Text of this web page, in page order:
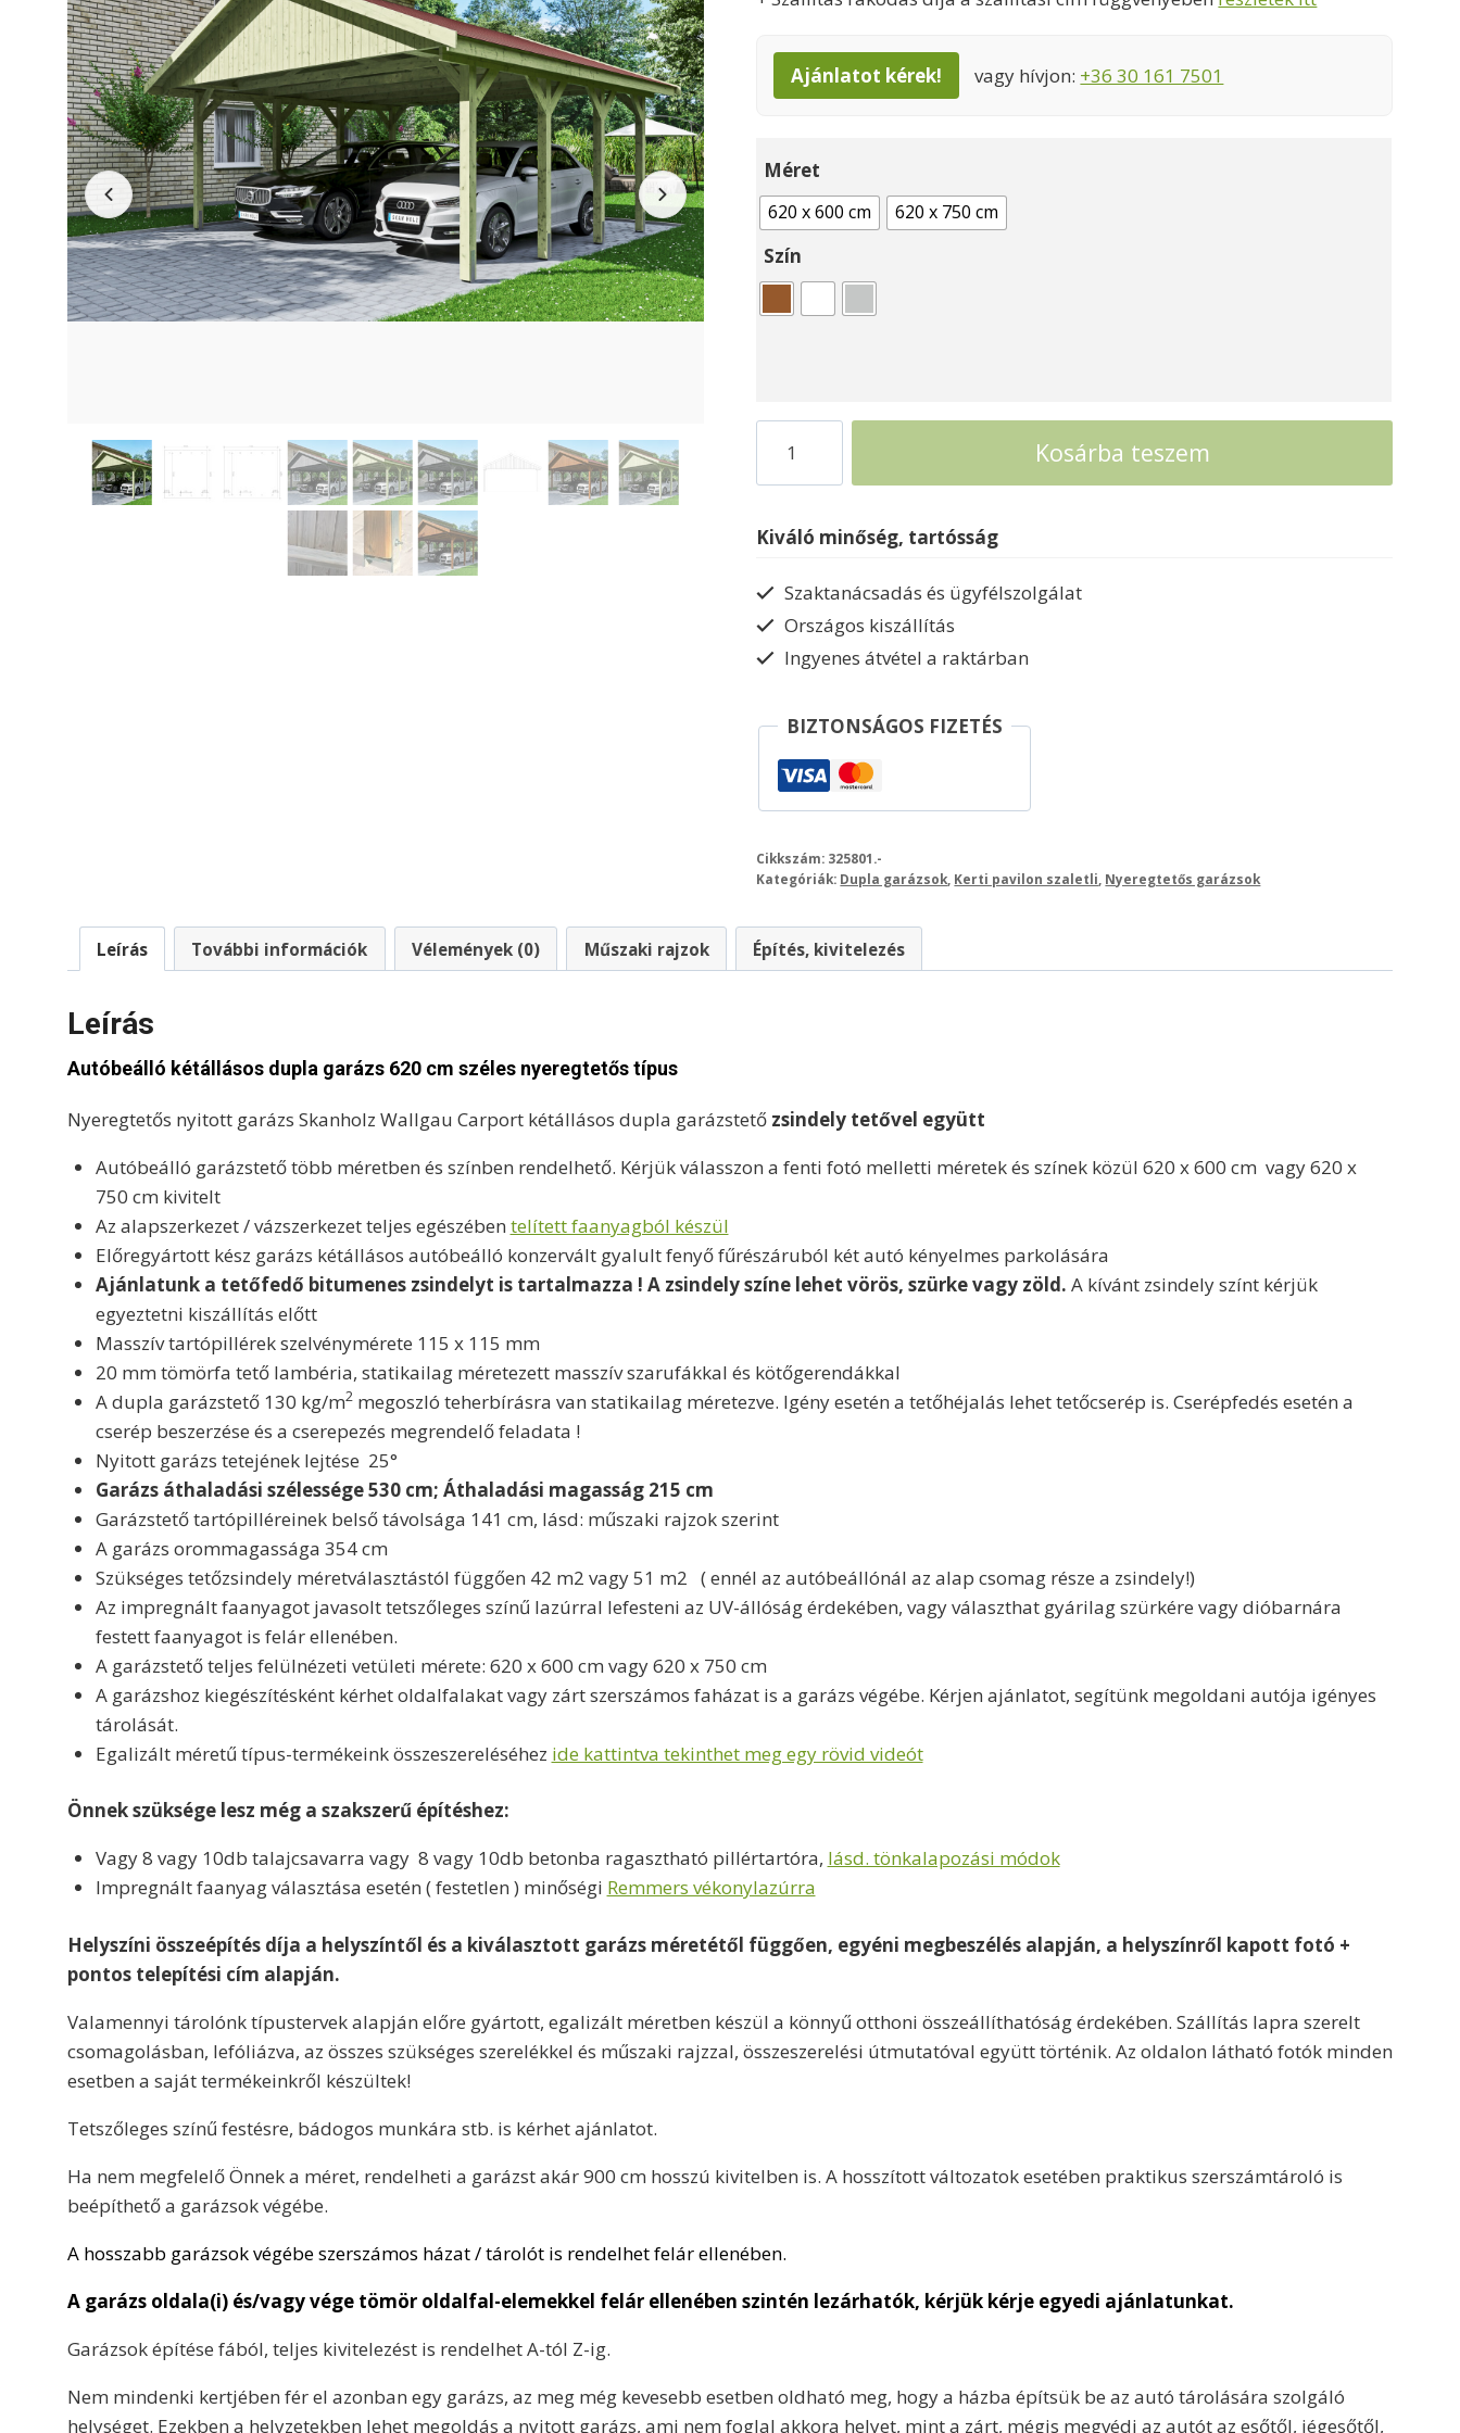
Ajánlatot kérek! vagy hívjon: +36 30 161 7501
Méret
620 x 600 cm 620 x 750 cm
Szín
kétállásos
garázs
mennyiség
Kosárba teszem
Kiváló minőség, tartósság
Szaktanácsadás és ügyfélszolgálat
Országos kiszállítás
Ingyenes átvétel a raktárban
BIZTONSÁGOS FIZETÉS
Cikkszám: 325801.-
Kategóriák: Dupla garázsok Kerti pavilon szaletli Nyeregtetős garázsok
Leírás További információk Vélemények (0) Műszaki rajzok Építés, kivitelezés
Leírás
Autóbeálló kétállásos dupla garázs 620 cm széles nyeregtetős típus
Nyeregtetős nyitott garázs Skanholz Wallgau Carport kétállásos dupla garázstető zsindely tetővel együtt
Autóbeálló garázstető több méretben és színben rendelhető. Kérjük válasszon a fenti fotó melletti méretek és színek közül 620 x 600 cm vagy 620 x
750 cm kivitelt
Az alapszerkezet / vázszerkezet teljes egészében telített faanyagból készül
Előregyártott kész garázs kétállásos autóbeálló konzervált gyalult fenyő fűrészáruból két autó kényelmes parkolására
Ajánlatunk a tetőfedő bitumenes zsindelyt is tartalmazza ! A zsindely színe lehet vörös, szürke vagy zöld. A kívánt zsindely színt kérjük
egyeztetni kiszállítás előtt
Masszív tartópillérek szelvénymérete 115 x 115 mm
20 mm tömörfa tető lambéria, statikailag méretezett masszív szarufákkal és kötőgerendákkal
A dupla garázstető 130 kg/m2megoszló teherbírásra van statikailag méretezve. Igény esetén a tetőhéjalás lehet tetőcserép is. Cserépfedés esetén a
cserép beszerzése és a cserepezés megrendelő feladata !
Nyitott garázs tetejének lejtése 25°
Garázs áthaladási szélessége 530 cm; Áthaladási magasság 215 cm
Garázstető tartópilléreinek belső távolsága 141 cm, lásd: műszaki rajzok szerint
A garázs orommagassága 354 cm
Szükséges tetőzsindely méretválasztástól függően 42 m2 vagy 51 m2 ( ennél az autóbeállónál az alap csomag része a zsindely!)
Az impregnált faanyagot javasolt tetszőleges színű lazúrral lefesteni az UV-állóság érdekében, vagy választhat gyárilag szürkére vagy dióbarnára
festett faanyagot is felár ellenében.
A garázstető teljes felülnézeti vetületi mérete: 620 x 600 cm vagy 620 x 750 cm
A garázshoz kiegészítésként kérhet oldalfalakat vagy zárt szerszámos faházat is a garázs végébe. Kérjen ajánlatot, segítünk megoldani autója igényes
tárolását.
Egalizált méretű típus-termékeink összeszereléséhez ide kattintva tekinthet meg egy rövid videót
Önnek szüksége lesz még a szakszerű építéshez:
Vagy 8 vagy 10db talajcsavarra vagy 8 vagy 10db betonba ragasztható pillértartóra, lásd. tönkalapozási módok
Impregnált faanyag választása esetén ( festetlen ) minőségi Remmers vékonylazúrra
Helyszíni összeépítés díja a helyszíntől és a kiválasztott garázs méretétől függően, egyéni megbeszélés alapján, a helyszínről kapott fotó +
pontos telepítési cím alapján.
Valamennyi tárolónk típustervek alapján előre gyártott, egalizált méretben készül a könnyű otthoni összeállíthatóság érdekében. Szállítás lapra szerelt
csomagolásban, lefóliázva, az összes szükséges szerelékkel és műszaki rajzzal, összeszerelési útmutatóval együtt történik. Az oldalon látható fotók minden
esetben a saját termékeinkről készültek!
Tetszőleges színű festésre, bádogos munkára stb. is kérhet ajánlatot.
Ha nem megfelelő Önnek a méret, rendelheti a garázst akár 900 cm hosszú kivitelben is. A hosszított változatok esetében praktikus szerszámtároló is
beépíthető a garázsok végébe.
A hosszabb garázsok végébe szerszámos házat / tárolót is rendelhet felár ellenében.
A garázs oldala(i) és/vagy vége tömör oldalfal-elemekkel felár ellenében szintén lezárhatók, kérjük kérje egyedi ajánlatunkat.
Garázsok építése fából, teljes kivitelezést is rendelhet A-tól Z-ig.
Nem mindenki kertjében fér el azonban egy garázs, az meg még kevesebb esetben oldható meg, hogy a házba építsük be az autó tárolására szolgáló
helységet. Ezekben a helyzetekben lehet megoldás a nyitott garázs, ami nem foglal akkora helyet, mint a zárt, mégis megvédi az autót az esőtől, jégesőtől,